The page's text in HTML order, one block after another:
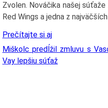
Zvolen. Nováčika našej
Red Wings a jedna z
Prečítajte si aj
Miškolc predĺžil zmluvu s
Vay lepšiu súťaž